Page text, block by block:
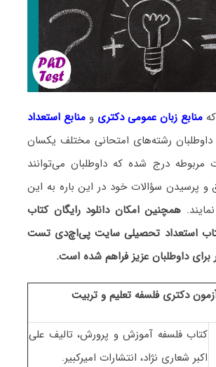
منابع زبان عمومی دکتری و منابع استعداد
رشته‌های امتحانی مختلف یکسان
درج شده که داوطلبان می‌توانند
پرسیدن سؤالات خود در این باره به این
همچنین امکان دانلود رایگان کتاب
استعداد تحصیلی سایت پی‌اچ‌دی تست
داوطلبان عزیز فراهم شده است.
دکتری فلسفه تعلیم و تربیت
کتاب فلسفه آموزش و پرورش، تالیف علی
اکبر شعاری نژاد، انتشارات امیرکبیر.